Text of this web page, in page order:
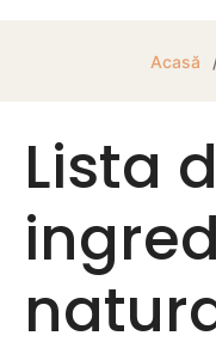
Acasă
Lista